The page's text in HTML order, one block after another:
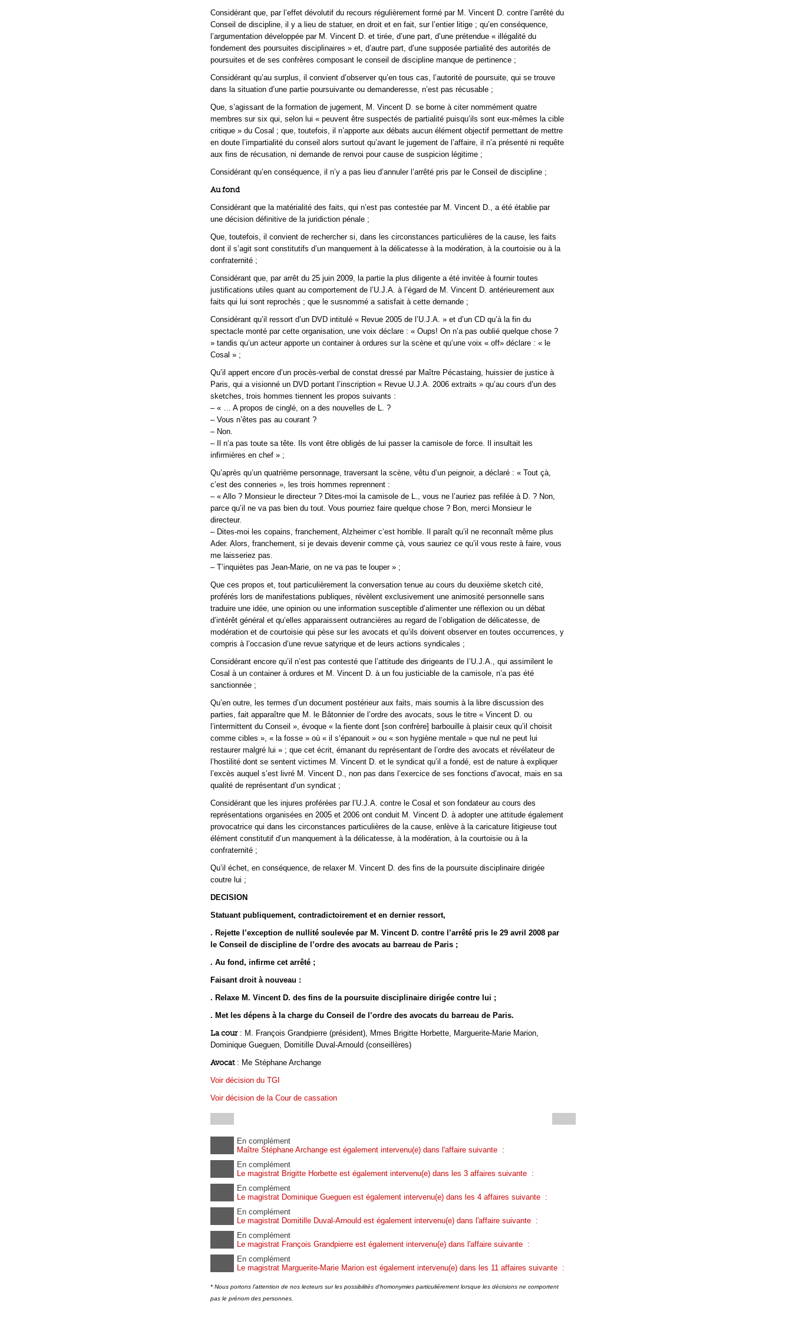
Considérant que, par l’effet dévolutif du recours régulièrement formé par M. Vincent D. contre l’arrêté du
Conseil de discipline, il y a lieu de statuer, en droit et en fait, sur l’entier litige ; qu’en conséquence,
l’argumentation développée par M. Vincent D. et tirée, d’une part, d’une prétendue « illégalité du
fondement des poursuites disciplinaires » et, d’autre part, d’une supposée partialité des autorités de
poursuites et de ses confrères composant le conseil de discipline manque de pertinence ;
Considérant qu’au surplus, il convient d’observer qu’en tous cas, l’autorité de poursuite, qui se trouve
dans la situation d’une partie poursuivante ou demanderesse, n’est pas récusable ;
Que, s’agissant de la formation de jugement, M. Vincent D. se borne à citer nommément quatre
membres sur six qui, selon lui « peuvent être suspectés de partialité puisqu’ils sont eux-mêmes la cible
critique » du Cosal ; que, toutefois, il n’apporte aux débats aucun élément objectif permettant de mettre
en doute l’impartialité du conseil alors surtout qu’avant le jugement de l’affaire, il n’a présenté ni requête
aux fins de récusation, ni demande de renvoi pour cause de suspicion légitime ;
Considérant qu’en conséquence, il n’y a pas lieu d’annuler l’arrêté pris par le Conseil de discipline ;
Au fond
Considérant que la matérialité des faits, qui n’est pas contestée par M. Vincent D., a été établie par
une décision définitive de la juridiction pénale ;
Que, toutefois, il convient de rechercher si, dans les circonstances particulières de la cause, les faits
dont il s’agit sont constitutifs d’un manquement à la délicatesse à la modération, à la courtoisie ou à la
confraternité ;
Considérant que, par arrêt du 25 juin 2009, la partie la plus diligente a été invitée à fournir toutes
justifications utiles quant au comportement de l’U.J.A. à l’égard de M. Vincent D. antérieurement aux
faits qui lui sont reprochés ; que le susnommé a satisfait à cette demande ;
Considérant qu’il ressort d’un DVD intitulé « Revue 2005 de l’U.J.A. » et d’un CD qu’à la fin du
spectacle monté par cette organisation, une voix déclare : « Oups! On n’a pas oublié quelque chose ?
» tandis qu’un acteur apporte un container à ordures sur la scène et qu’une voix « off» déclare : « le
Cosal » ;
Qu’il appert encore d’un procès-verbal de constat dressé par Maître Pécastaing, huissier de justice à
Paris, qui a visionné un DVD portant l’inscription « Revue U.J.A. 2006 extraits » qu’au cours d’un des
sketches, trois hommes tiennent les propos suivants :
– « … A propos de cinglé, on a des nouvelles de L. ?
– Vous n’êtes pas au courant ?
– Non.
– Il n‘a pas toute sa tête. Ils vont être obligés de lui passer la camisole de force. Il insultait les
infirmières en chef » ;
Qu’après qu’un quatrième personnage, traversant la scène, vêtu d’un peignoir, a déclaré : « Tout çà,
c’est des conneries », les trois hommes reprennent :
– « Allo ? Monsieur le directeur ? Dites-moi la camisole de L., vous ne l’auriez pas refilée à D. ? Non,
parce qu’il ne va pas bien du tout. Vous pourriez faire quelque chose ? Bon, merci Monsieur le
directeur.
– Dites-moi les copains, franchement, Alzheimer c‘est horrible. Il paraît qu’il ne reconnaît même plus
Ader. Alors, franchement, si je devais devenir comme çà, vous sauriez ce qu’il vous reste à faire, vous
me laisseriez pas.
– T’inquiètes pas Jean-Marie, on ne va pas te louper » ;
Que ces propos et, tout particulièrement la conversation tenue au cours du deuxième sketch cité,
proférés lors de manifestations publiques, révèlent exclusivement une animosité personnelle sans
traduire une idée, une opinion ou une information susceptible d’alimenter une réflexion ou un débat
d’intérêt général et qu’elles apparaissent outrancières au regard de l’obligation de délicatesse, de
modération et de courtoisie qui pèse sur les avocats et qu’ils doivent observer en toutes occurrences, y
compris à l’occasion d’une revue satyrique et de leurs actions syndicales ;
Considérant encore qu’il n’est pas contesté que l’attitude des dirigeants de I’U.J.A., qui assimilent le
Cosal à un container à ordures et M. Vincent D. à un fou justiciable de la camisole, n’a pas été
sanctionnée ;
Qu’en outre, les termes d’un document postérieur aux faits, mais soumis à la libre discussion des
parties, fait apparaître que M. le Bâtonnier de l’ordre des avocats, sous le titre « Vincent D. ou
l‘intermittent du Conseil », évoque « la fiente dont [son confrère] barbouille à plaisir ceux qu’il choisit
comme cibles », « la fosse » où « il s‘épanouit » ou « son hygiène mentale » que nul ne peut lui
restaurer malgré lui » ; que cet écrit, émanant du représentant de l’ordre des avocats et révélateur de
l’hostilité dont se sentent victimes M. Vincent D. et le syndicat qu’il a fondé, est de nature à expliquer
l’excès auquel s’est livré M. Vincent D., non pas dans l’exercice de ses fonctions d’avocat, mais en sa
qualité de représentant d’un syndicat ;
Considérant que les injures proférées par l’U.J.A. contre le Cosal et son fondateur au cours des
représentations organisées en 2005 et 2006 ont conduit M. Vincent D. à adopter une attitude également
provocatrice qui dans les circonstances particulières de la cause, enlève à la caricature litigieuse tout
élément constitutif d’un manquement à la délicatesse, à la modération, à la courtoisie ou à la
confraternité ;
Qu’il échet, en conséquence, de relaxer M. Vincent D. des fins de la poursuite disciplinaire dirigée
coutre lui ;
DECISION
Statuant publiquement, contradictoirement et en dernier ressort,
. Rejette l’exception de nullité soulevée par M. Vincent D. contre l’arrêté pris le 29 avril 2008 par
le Conseil de discipline de l’ordre des avocats au barreau de Paris ;
. Au fond, infirme cet arrêté ;
Faisant droit à nouveau :
. Relaxe M. Vincent D. des fins de la poursuite disciplinaire dirigée contre lui ;
. Met les dépens à la charge du Conseil de l’ordre des avocats du barreau de Paris.
La cour: M. François Grandpierre (président), Mmes Brigitte Horbette, Marguerite-Marie Marion,
Dominique Gueguen, Domitille Duval-Arnould (conseillères)
Avocat: Me Stéphane Archange
Voir décision du TGI
Voir décision de la Cour de cassation
En complément
Maître Stéphane Archange est également intervenu(e) dans l'affaire suivante :
En complément
Le magistrat Brigitte Horbette est également intervenu(e) dans les 3 affaires suivante :
En complément
Le magistrat Dominique Gueguen est également intervenu(e) dans les 4 affaires suivante :
En complément
Le magistrat Domitille Duval-Arnould est également intervenu(e) dans l'affaire suivante :
En complément
Le magistrat François Grandpierre est également intervenu(e) dans l'affaire suivante :
En complément
Le magistrat Marguerite-Marie Marion est également intervenu(e) dans les 11 affaires suivante :
* Nous portons l'attention de nos lecteurs sur les possibilités d'homonymies particuliérement lorsque les décisions ne comportent
pas le prénom des personnes.